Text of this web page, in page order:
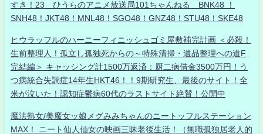
すき！23 ひうらのアニメ放送局101ちゃんねる BNK48 ！
SNH48！JKT48！MNL48！SGO48！GNZ48！STU48！SKE48
ヒウラッフルのハーニーフィニッシュゴミ屋敷補完計画 ＜必殺！
生前整理人！孤立し孤独死からの～特殊清掃・遺品整理への道F
完結編＞ キャッシング計1500万返済：厨二病借金3500万円！う
つ病統合失調症14年生HKT46！！9期研究生、最後のサイト！全
米が泣いた！認知症鬱病60代のラストサイト絶賛！公開中
魔法熟女/美魔女ッ娘メグみみちゃんのニートッフルステーション
MAX！ ニート仙人仙女の映画三昧老後生活！（無職孤独居老人的